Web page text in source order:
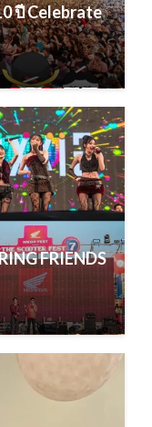
ปี Celebrate
FRIENDS